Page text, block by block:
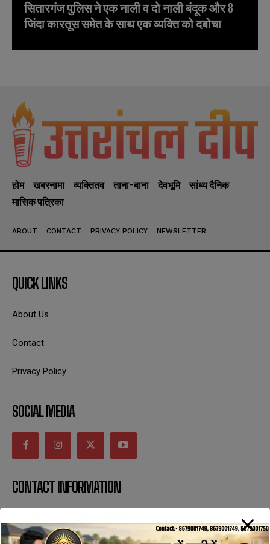
सितारगंज पुलिस ने एक नाली व दो नाली बंदूक और 8
जिंदा कारतूस समेत के साथ एक व्यक्ति को दबोचा
होम खबरनामा व्यक्तितव ताना-बाना देवभूमि
सांध्य दैनिक
मासिक पत्रिका
ABOUT CONTACT PRIVACY POLICY NEWSLETTER
QUICK LINKS
About Us
Contact
Privacy Policy
SOCIAL MEDIA
CONTACT INFORMATION